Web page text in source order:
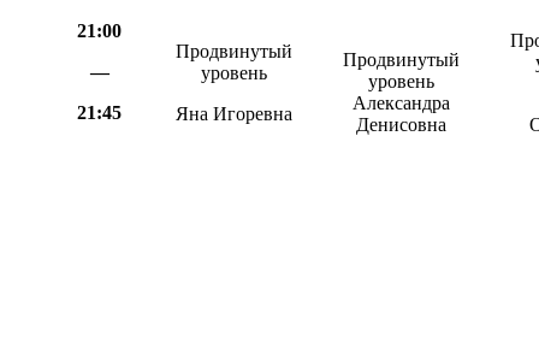
21:00
—
21:45
Продвинутый
уровень
Яна Игоревна
Продвинутый
уровень
Александра
Денисовна